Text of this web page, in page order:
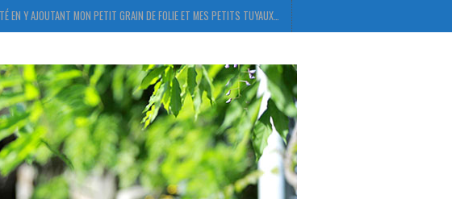
EN Y AJOUTANT MON PETIT GRAIN DE FOLIE ET MES PETITS TUYAUX…